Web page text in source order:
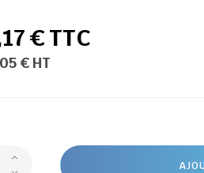
€ TTC
€ HT